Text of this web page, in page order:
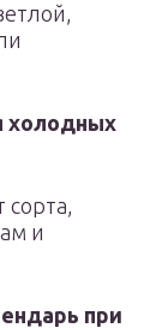
холодных
и
при